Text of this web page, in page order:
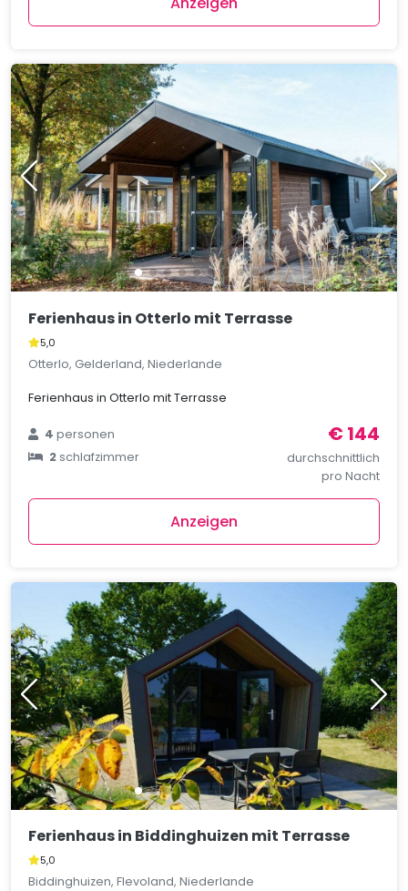
Ferienhaus in Otterlo mit Terrasse
5,0
Otterlo, Gelderland, Niederlande
Ferienhaus in Otterlo mit Terrasse
4personen
2schlafzimmer
€ 144
durchschnittlich
pro Nacht
Anzeigen
Ferienhaus in Biddinghuizen mit Terrasse
5,0
Biddinghuizen, Flevoland, Niederlande